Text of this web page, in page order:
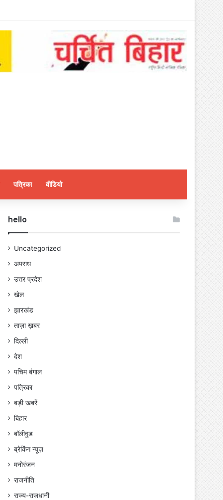
पत्रिका वीडियो
hello
Uncategorized
अपराध
उत्तर प्रदेश
खेल
झारखंड
ताज़ा ख़बर
दिल्ली
देश
पचिम बंगाल
पत्रिका
बड़ी खबरें
बिहार
बॉलीवुड
ब्रेकिंग न्यूज़
मनोरंजन
राजनीति
राज्य-राजधानी